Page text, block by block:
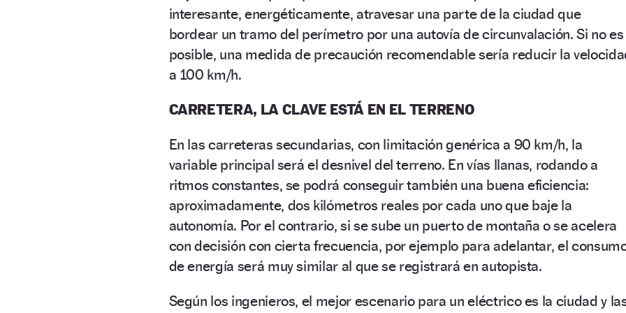
interesante, energéticamente, atravesar una parte de la ciudad que
bordear un tramo del perímetro por una autovía de circunvalación. Si no es
posible, una medida de precaución recomendable sería reducir la
a 100 km/h.
CARRETERA, LA CLAVE ESTÁ EN EL TERRENO
En las carreteras secundarias, con limitación genérica a 90 km/h, la
variable principal será el desnivel del terreno. En vías llanas, rodando a
ritmos constantes, se podrá conseguir también una buena eficiencia:
aproximadamente, dos kilómetros reales por cada uno que baje la
autonomía. Por el contrario, si se sube un puerto de montaña o se acelera
con decisión con cierta frecuencia, por ejemplo para adelantar, el
de energía será muy similar al que se registrará en autopista.
Según los ingenieros, el mejor escenario para un eléctrico es la ciudad y